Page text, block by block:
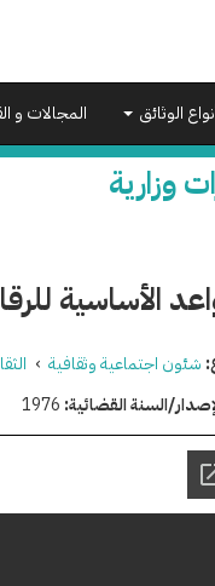
الوثائق المجالات و
وزارية
الأساسية
شئون اجتماعية وثقافية ›
السنة القضائية: 1976